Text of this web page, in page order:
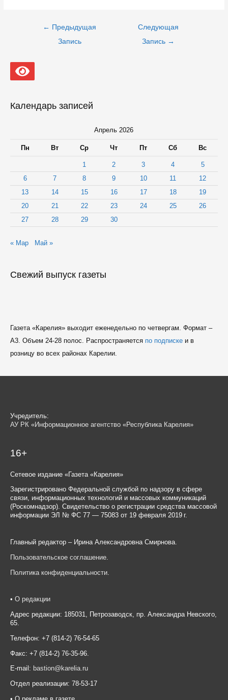
Навигация
← Предыдущая
Запись
Следующая
Запись →
Календарь записей
Апрель 2026
Пн Вт Ср Чт Пт Сб Вс
1 2 3 4
5
6
7 8 9 10 11
12
13
14 15 16 17 18
19
20
21 22 23 24 25
26
27
28 29 30
« Мар Май »
Свежий выпуск газеты
Газета «Карелия» выходит еженедельно по четвергам. Формат –
A3. Объем 24-28 полос. Распространяется по подпискеи в
розницу во всех районах Карелии.
Учредитель:
АУ РК «Информационное агентство «Республика Карелия»
16+
Сетевое издание «Газета «Карелия»
Зарегистрировано Федеральной службой по надзору в сфере
связи, информационных технологий и массовых коммуникаций
(Роскомнадзор). Свидетельство о регистрации средства массовой
информации ЭЛ № ФС 77 — 75083 от 19 февраля 2019 г.
Главный редактор – Ирина Александровна Смирнова.
Пользовательское соглашение
Политика конфиденциальности
• О редакции
Адрес редакции: 185031, Петрозаводск, пр. Александра Невского,
65.
Телефон: +7 (814-2) 76-54-65
Факс: +7 (814-2) 76-35-96.
E-mail: bastion@karelia.ru
Отдел реализации: 78-53-17